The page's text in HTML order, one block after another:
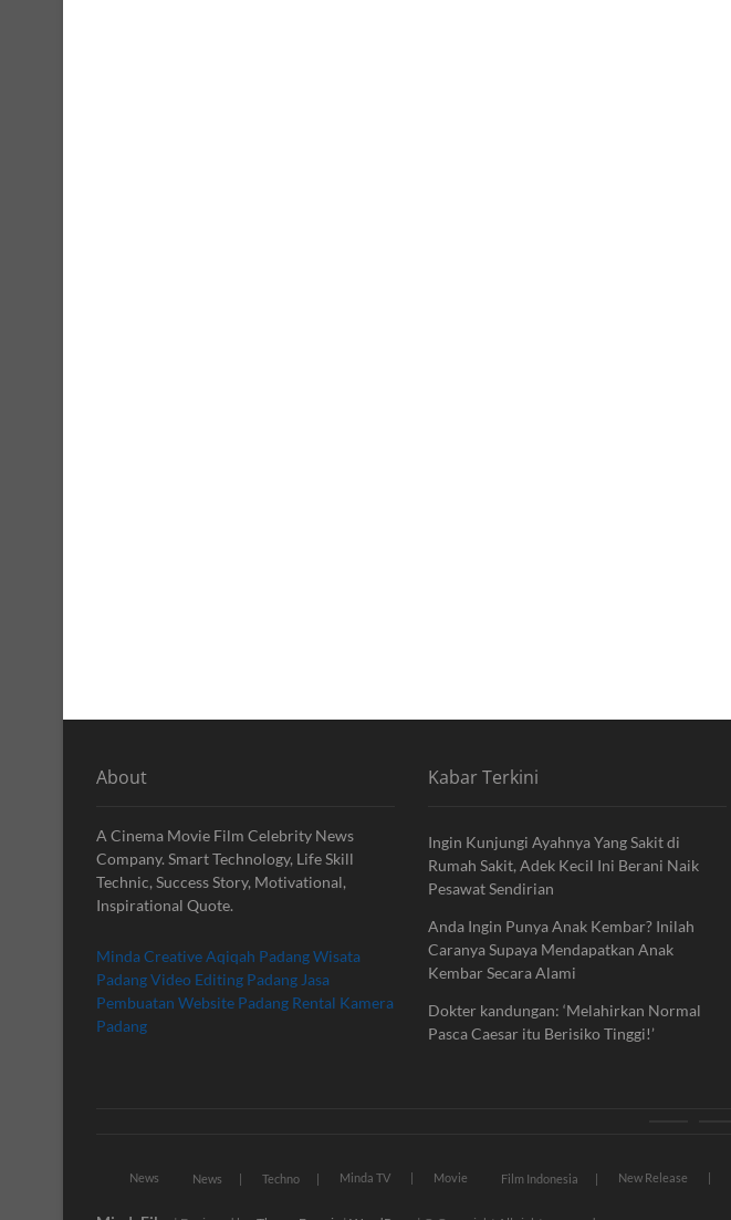
About
A Cinema Movie Film Celebrity News
Company. Smart Technology, Life Skill
Technic, Success Story, Motivational,
Inspirational Quote.
Minda CreativeAqiqah PadangWisata
PadangVideo Editing Padang Jasa
Pembuatan Website Padang Rental Kamera
Padang
Kabar Terkini
Ingin Kunjungi Ayahnya Yang Sakit di
Rumah Sakit, Adek Kecil Ini Berani Naik
Pesawat Sendirian
Anda Ingin Punya Anak Kembar? Inilah
Caranya Supaya Mendapatkan Anak
Kembar Secara Alami
Dokter kandungan: ‘Melahirkan Normal
Pasca Caesar itu Berisiko Tinggi!’
News News Techno Minda TV Movie Film Indonesia New Release